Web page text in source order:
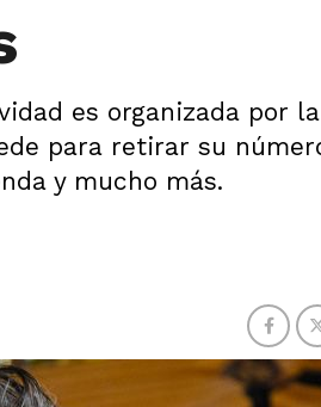
es organizada por
para retirar su
y mucho más.